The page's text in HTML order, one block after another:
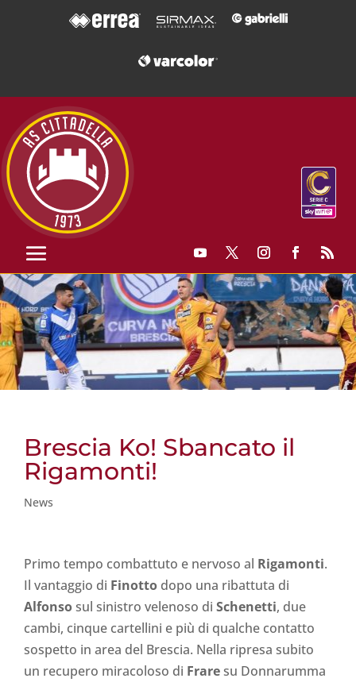
Brescia Ko! Sbancato il
Rigamonti!
News
Primo tempo combattuto e nervoso al Rigamonti.
Il vantaggio di Finotto dopo una ribattuta di
Alfonsosul sinistro velenoso di Schenetti, due
cambi, cinque cartellini e più di qualche contatto
sospetto in area del Brescia. Nella ripresa subito
un recupero miracoloso di Fraresu Donnarumma